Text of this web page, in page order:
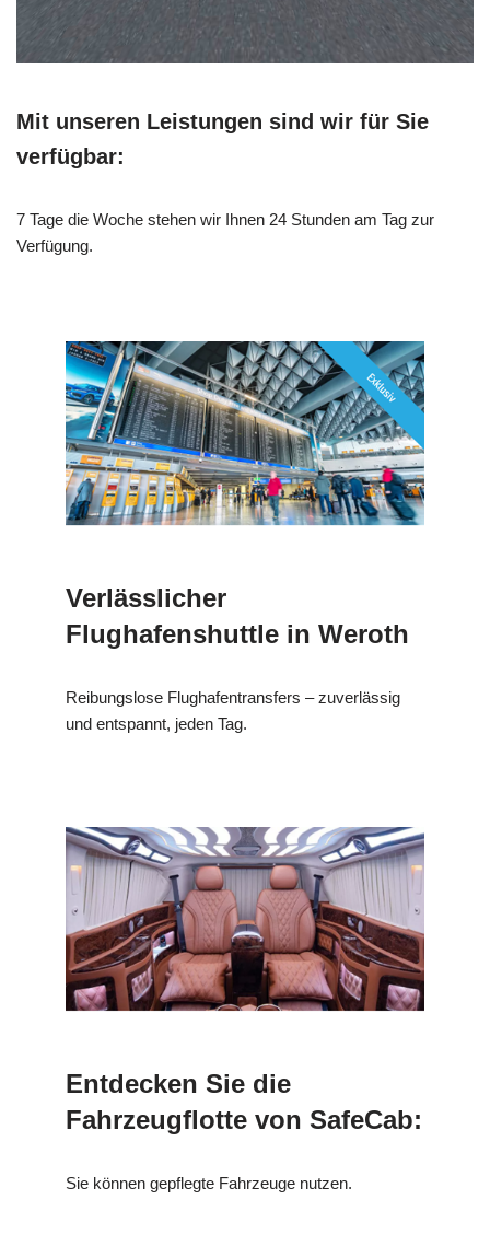
Mit unseren Leistungen sind wir für Sie
verfügbar:
7 Tage die Woche stehen wir Ihnen 24 Stunden am Tag zur
Verfügung.
Verlässlicher
Flughafenshuttle in Weroth
Reibungslose Flughafentransfers – zuverlässig
und entspannt, jeden Tag.
Entdecken Sie die
Fahrzeugflotte von SafeCab:
Sie können gepflegte Fahrzeuge nutzen.